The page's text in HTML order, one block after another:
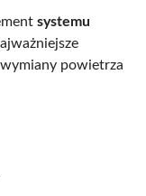
systemu
powietrza